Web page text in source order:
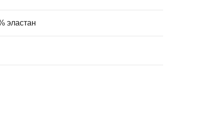
эластан